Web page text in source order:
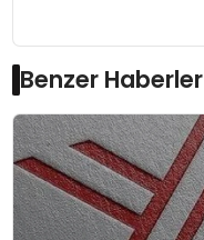
Benzer Haberler